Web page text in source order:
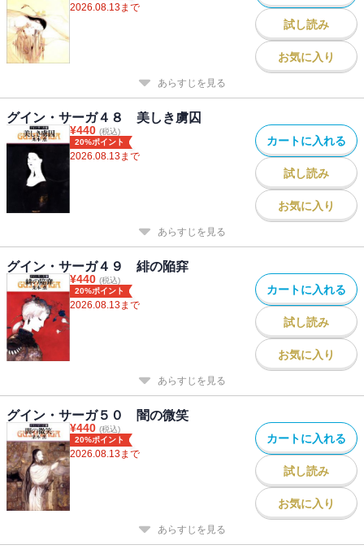
2026.08.13まで
試し読み
お気に入り
あらすじを見る
グイン・サーガ４８ 美しき虜囚
¥440 (税込)
20%ポイント
2026.08.13まで
カートに入れる
試し読み
お気に入り
あらすじを見る
グイン・サーガ４９ 緋の陥穽
¥440 (税込)
20%ポイント
2026.08.13まで
カートに入れる
試し読み
お気に入り
あらすじを見る
グイン・サーガ５０ 闇の微笑
¥440 (税込)
20%ポイント
2026.08.13まで
カートに入れる
試し読み
お気に入り
あらすじを見る